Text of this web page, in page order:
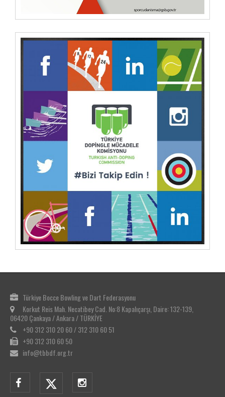
Türkiye Bocce Bowling ve Dart Federasyonu
Korkut Reis Mah. Necatibey Cad. No:8 Kapalıçarşı, Daire: 132-139,
06420 Çankaya / Ankara / TÜRKİYE
+90 312 310 20 60 / 312 310 60 51
+90 312 310 60 50
info@tbbdf.org.tr